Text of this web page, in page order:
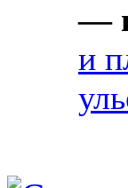
—
и